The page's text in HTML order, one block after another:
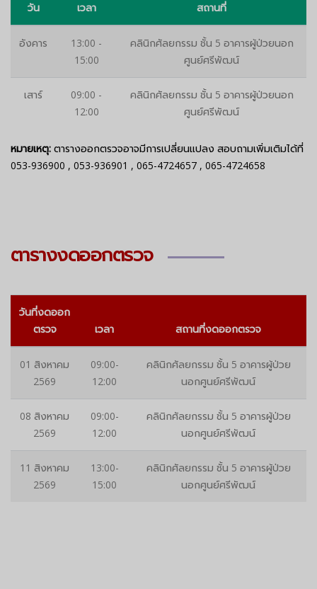
วัน เวลา สถานที่
อังคาร
13:00 -
15:00
คลินิกศัลยกรรม ชั้น 5 อาคารผู้ป่วยนอก
ศูนย์ศรีพัฒน์
เสาร์
09:00 -
12:00
คลินิกศัลยกรรม ชั้น 5 อาคารผู้ป่วยนอก
ศูนย์ศรีพัฒน์
หมายเหตุ: ตารางออกตรวจอาจมีการเปลี่ยนแปลง สอบถามเพิ่มเติมได้ที่
053-936900 , 053-936901 , 065-4724657 , 065-4724658
ตารางงดออกตรวจ
วันที่งดออก
ตรวจ
เวลา สถานที่งดออกตรวจ
01 สิงหาคม
2569
09:00-
12:00
คลินิกศัลยกรรม ชั้น 5 อาคารผู้ป่วย
นอกศูนย์ศรีพัฒน์
08 สิงหาคม
2569
09:00-
12:00
คลินิกศัลยกรรม ชั้น 5 อาคารผู้ป่วย
นอกศูนย์ศรีพัฒน์
11 สิงหาคม
2569
13:00-
15:00
คลินิกศัลยกรรม ชั้น 5 อาคารผู้ป่วย
นอกศูนย์ศรีพัฒน์